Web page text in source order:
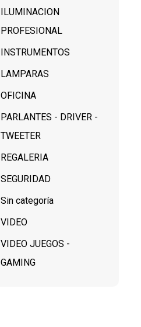
ILUMINACION
PROFESIONAL
INSTRUMENTOS
LAMPARAS
OFICINA
PARLANTES - DRIVER -
TWEETER
REGALERIA
SEGURIDAD
Sin categoría
VIDEO
VIDEO JUEGOS -
GAMING